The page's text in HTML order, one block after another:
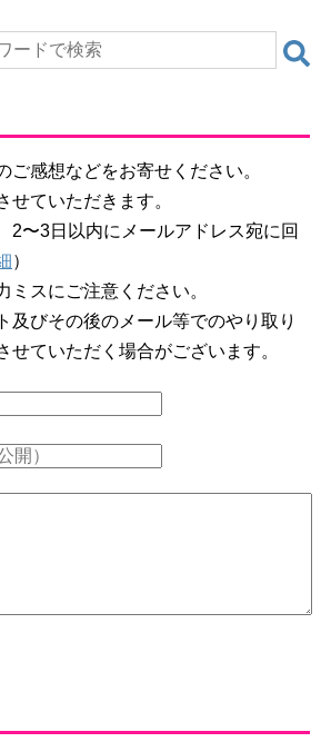
ご感想などをお寄せください。
せていただきます。
2〜3日以内にメールアドレス宛に回
）
ミスにご注意ください。
及びその後のメール等でのやり取り
せていただく場合がございます。